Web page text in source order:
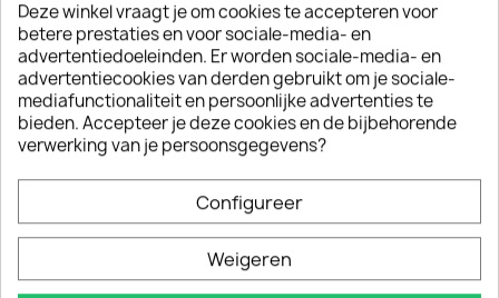
LP 12" Transparant Green Vinyl
EAN5906660083719
Jaar :2020
Tracklist
Fortunate Son / Commotion
Bad Moon Risin'
Green River
Keep On Chooglin'
Deze winkel vraagt je om cookies te accepteren voor
betere prestaties en voor sociale-media- en
advertentiedoeleinden. Er worden sociale-media- en
advertentiecookies van derden gebruikt om je sociale-
mediafunctionaliteit en persoonlijke advertenties te
bieden. Accepteer je deze cookies en de bijbehorende
verwerking van je persoonsgegevens?
Configureer
Weigeren